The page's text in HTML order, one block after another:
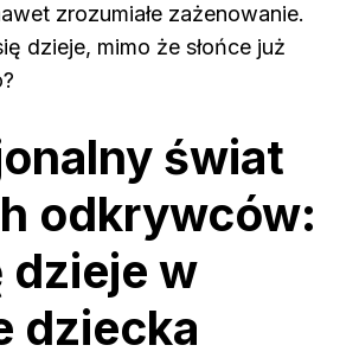
zrozumiałe zażenowanie.
dzieje, mimo że słońce już
świat
odkrywców:
dzieje w
dziecka